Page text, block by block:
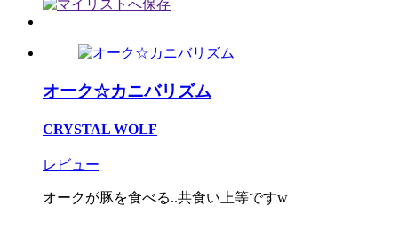
オーク☆カニバリズム
CRYSTAL WOLF
レビュー
オークが豚を食べる..共食い上等ですw